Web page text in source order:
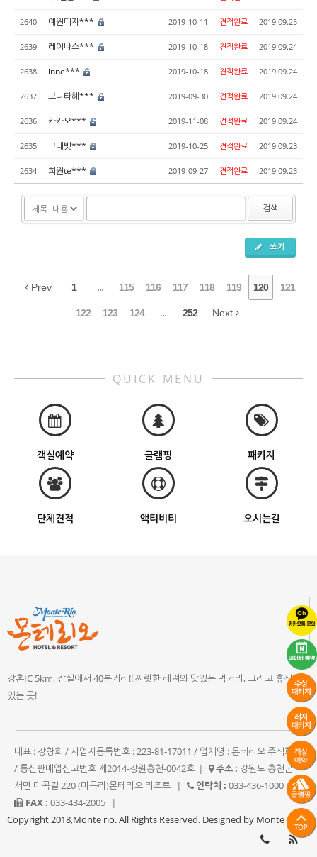
2640 예원디자*** 2019-10-11 견적완료 2019.09.25
2639 레이나스*** 2019-10-18 견적완료 2019.09.24
2638 inne*** 2019-10-18 견적완료 2019.09.24
2637 보니타헤*** 2019-09-30 견적완료 2019.09.24
2636 카카오*** 2019-11-08 견적완료 2019.09.24
2635 그래빗*** 2019-10-25 견적완료 2019.09.23
2634 희원te*** 2019-09-27 견적완료 2019.09.23
검색
쓰기
Prev 1 ... 115 116 117 118 119 120 121
122 123 124 ... 252 Next
QUICK MENU
객실예약 글램핑 패키지
단체견적 액티비티 오시는길
강촌IC 5km, 잠실에서 40분거리!! 짜릿한 레져와 맛있는 먹거리, 그리고 휴식이
있는 곳!
대표 : 강창희 / 사업자등록번호 : 223-81-17011 / 업체명 : 몬테리오 주식회사
/ 통신판매업신고번호 제2014-강원홍천-0042호 | 주소 : 강원도 홍천군
서면 마곡길 220 (마곡리)몬테리오 리조트
| 연락처 : 033-436-1000
|
FAX : 033-434-2005
|
Copyright 2018,Monte rio. All Rights Reserved. Designed by Monte rio.